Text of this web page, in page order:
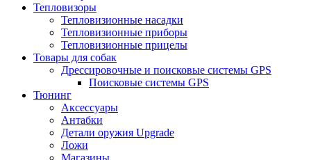
Тепловизоры
Тепловизионные насадки
Тепловизионные приборы
Тепловизионные прицелы
Товары для собак
Дрессировочные и поисковые системы GPS
Поисковые системы GPS
Тюнинг
Аксессуары
Антабки
Детали оружия Upgrade
Ложи
Магазины